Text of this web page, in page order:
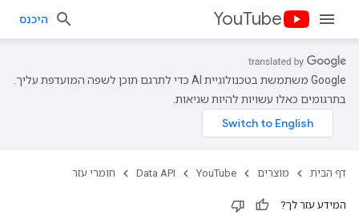
YouTube היכנס
‫Google משתמשת בטכנולוגיית AI כדי לתרגם תוכן לשפה המועדפת עליך.
בתרגומים כאלו עשויות להיות שגיאות.
דף הבית מוצרים YouTube
Data API חומרי עזר
המידע עזר לך?